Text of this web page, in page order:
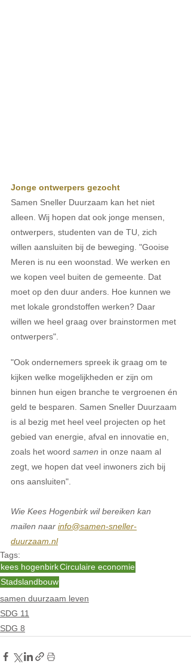
Jonge ontwerpers gezocht
Samen Sneller Duurzaam kan het niet
alleen. Wij hopen dat ook jonge mensen,
ontwerpers, studenten van de TU, zich
willen aansluiten bij de beweging. "Gooise
Meren is nu een woonstad. We werken en
we kopen veel buiten de gemeente. Dat
moet op den duur anders. Hoe kunnen we
met lokale grondstoffen werken? Daar
willen we heel graag over brainstormen met
ontwerpers".
"Ook ondernemers spreek ik graag om te
kijken welke mogelijkheden er zijn om
binnen hun eigen branche te vergroenen én
geld te besparen. Samen Sneller Duurzaam
is al bezig met heel veel projecten op het
gebied van energie, afval en innovatie en,
zoals het woord samen in onze naam al
zegt, we hopen dat veel inwoners zich bij
ons aansluiten".
Wie Kees Hogenbirk wil bereiken kan
mailen naar info@samen-sneller-
duurzaam.nl
Tags:
kees hogenbirkCirculaire economie
Stadslandbouw
samen duurzaam leven
SDG 11
SDG 8